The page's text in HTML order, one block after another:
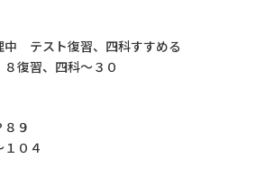
中 テスト復習、四科すすめる
復習、四科～３０
９
０４